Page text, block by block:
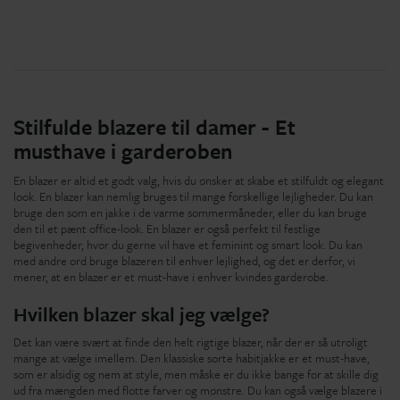
Stilfulde blazere til damer - Et
musthave i garderoben
En blazer er altid et godt valg, hvis du ønsker at skabe et stilfuldt og elegant
look. En blazer kan nemlig bruges til mange forskellige lejligheder. Du kan
bruge den som en jakke i de varme sommermåneder, eller du kan bruge
den til et pænt office-look. En blazer er også perfekt til festlige
begivenheder, hvor du gerne vil have et feminint og smart look. Du kan
med andre ord bruge blazeren til enhver lejlighed, og det er derfor, vi
mener, at en blazer er et must-have i enhver kvindes garderobe.
Hvilken blazer skal jeg vælge?
Det kan være svært at finde den helt rigtige blazer, når der er så utroligt
mange at vælge imellem. Den klassiske sorte habitjakke er et must-have,
som er alsidig og nem at style, men måske er du ikke bange for at skille dig
ud fra mængden med flotte farver og mønstre. Du kan også vælge blazere i